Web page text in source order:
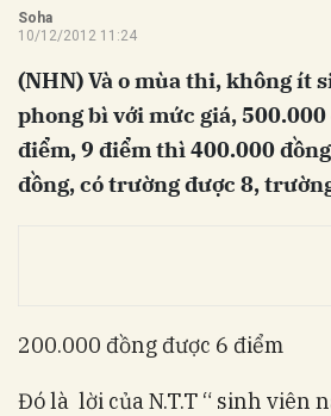
Soha
10/12/2012 11:24
(NHN) Và o mùa thi, không ít
phong bì với mức giá,
điểm, 9 điểm thì 400.000
đồng, có trường được 8,
200.000 đồng được 6 điểm
Đó là lời của N.T.T “ sinh viên